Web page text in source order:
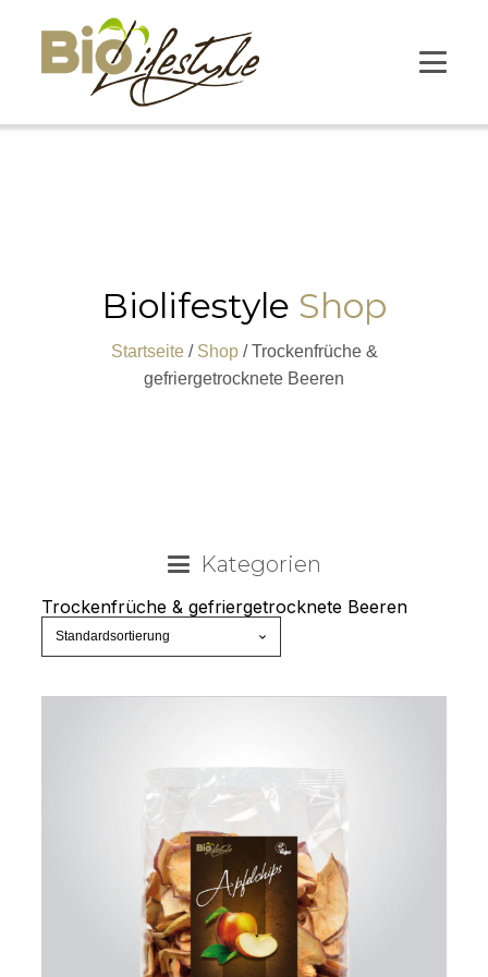
Biolifestyle Shop
Startseite/ Shop/ Trockenfrüche &
gefriergetrocknete Beeren
Kategorien
Trockenfrüche & gefriergetrocknete Beeren